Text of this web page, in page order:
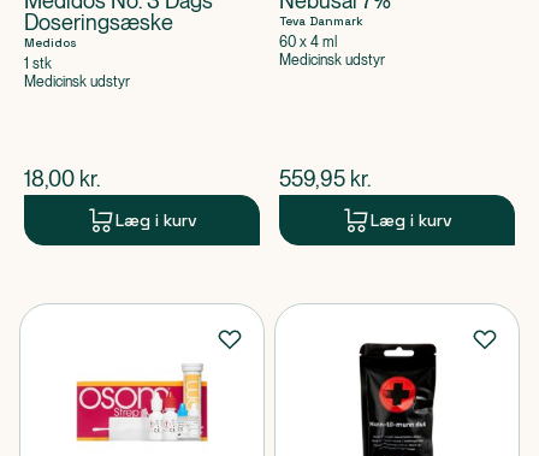
Doseringsæske
Medidos
1 stk
Medicinsk udstyr
$nuværende pris
18,00 kr.
Læg i kurv
Teva Danmark
60 x 4 ml
Medicinsk udstyr
$nuværende pris
559,95 kr.
Læg i kurv